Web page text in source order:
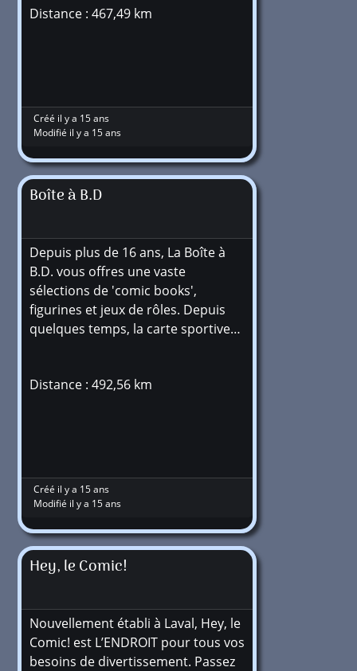
Distance : 467,49 km
Créé il y a 15 ans
Modifié il y a 15 ans
Boîte à B.D
Depuis plus de 16 ans, La Boîte à
B.D. vous offres une vaste
sélections de 'comic books',
figurines et jeux de rôles. Depuis
quelques temps, la carte sportive…
Distance : 492,56 km
Créé il y a 15 ans
Modifié il y a 15 ans
Hey, le Comic!
Nouvellement établi à Laval, Hey, le
Comic! est L’ENDROIT pour tous vos
besoins de divertissement. Passez